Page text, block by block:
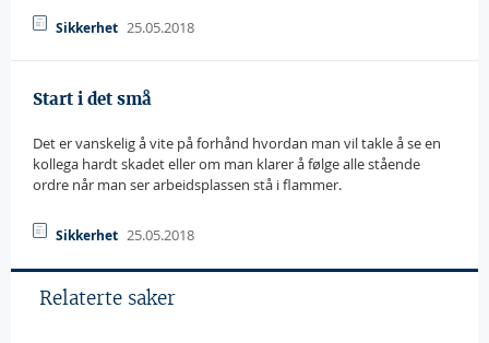
Sikkerhet 25.05.2018
Start i det små
Det er vanskelig å vite på forhånd hvordan man vil takle å se en
kollega hardt skadet eller om man klarer å følge alle stående
ordre når man ser arbeidsplassen stå i flammer.
Sikkerhet 25.05.2018
Relaterte saker